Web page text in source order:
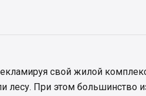
свой жилой
лесу. При этом большинство